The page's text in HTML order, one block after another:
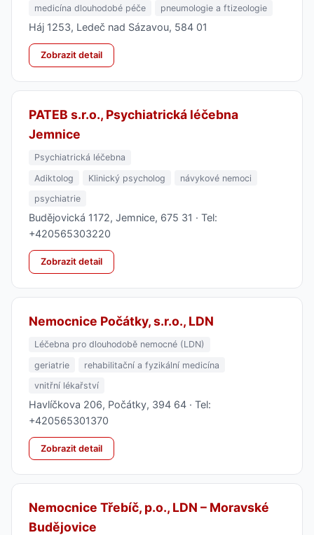
medicína dlouhodobé péče
pneumologie a ftizeologie
Háj 1253, Ledeč nad Sázavou, 584 01
Zobrazit detail
PATEB s.r.o., Psychiatrická léčebna
Jemnice
Psychiatrická léčebna
Adiktolog
Klinický psycholog
návykové nemoci
psychiatrie
Budějovická 1172, Jemnice, 675 31 · Tel:
+420565303220
Zobrazit detail
Nemocnice Počátky, s.r.o., LDN
Léčebna pro dlouhodobě nemocné (LDN)
geriatrie
rehabilitační a fyzikální medicína
vnitřní lékařství
Havlíčkova 206, Počátky, 394 64 · Tel:
+420565301370
Zobrazit detail
Nemocnice Třebíč, p.o., LDN – Moravské
Budějovice